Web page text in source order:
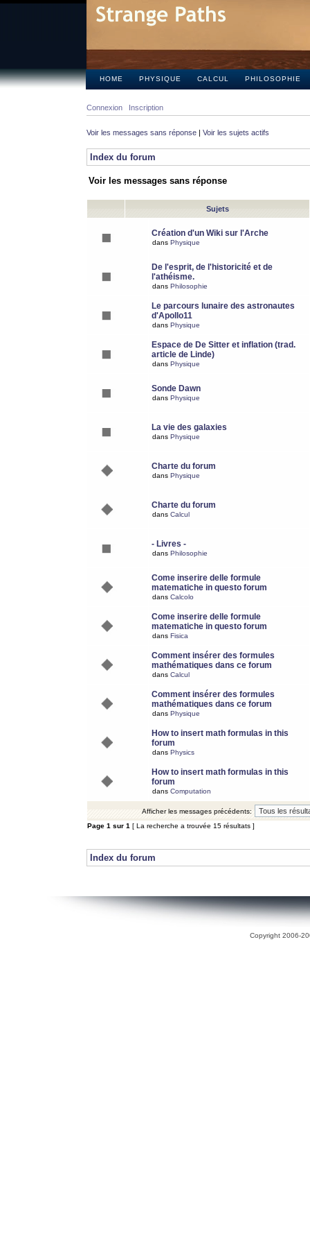
HOME PHYSIQUE CALCUL PHILOSOPHIE
Connexion Inscription
Voir les messages sans réponse | Voir les sujets actifs
Index du forum
Voir les messages sans réponse
Sujets
Création d'un Wiki sur l'Arche
dans Physique
De l'esprit, de l'historicité et de
l'athéisme.
dans Philosophie
Le parcours lunaire des astronautes
d'Apollo11
dans Physique
Espace de De Sitter et inflation (trad.
article de Linde)
dans Physique
Sonde Dawn
dans Physique
La vie des galaxies
dans Physique
Charte du forum
dans Physique
Charte du forum
dans Calcul
- Livres -
dans Philosophie
Come inserire delle formule
matematiche in questo forum
dans Calcolo
Come inserire delle formule
matematiche in questo forum
dans Fisica
Comment insérer des formules
mathématiques dans ce forum
dans Calcul
Comment insérer des formules
mathématiques dans ce forum
dans Physique
How to insert math formulas in this
forum
dans Physics
How to insert math formulas in this
forum
dans Computation
Afficher les messages précédents:
Page 1 sur 1 [ La recherche a trouvée 15 résultats ]
Index du forum
Copyright 2006-